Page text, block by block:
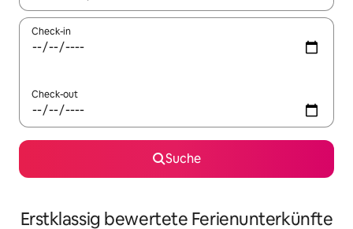
Check-in
Check-out
Suche
Erstklassig bewertete Ferienunterkünfte